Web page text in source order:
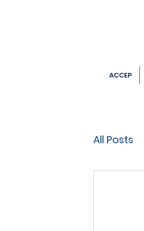
ACCEP
All Posts